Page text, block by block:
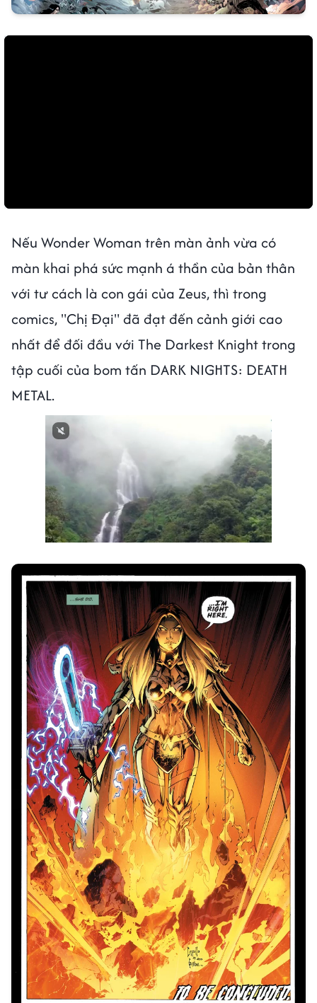
Nếu Wonder Woman trên màn ảnh vừa có
màn khai phá sức mạnh á thần của bản thân
với tư cách là con gái của Zeus, thì trong
comics, "Chị Đại" đã đạt đến cảnh giới cao
nhất để đối đầu với The Darkest Knight trong
tập cuối của bom tấn DARK NIGHTS: DEATH
METAL.
Next video in 1 Cancel